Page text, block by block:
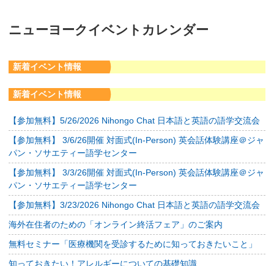
ニューヨークイベントカレンダー
新着イベント情報
新着イベント情報
【参加無料】5/26/2026 Nihongo Chat 日本語と英語の語学交流会
【参加無料】 3/6/26開催 対面式(In-Person) 英会話体験講座＠ジャ
パン・ソサエティー語学センター
【参加無料】 3/3/26開催 対面式(In-Person) 英会話体験講座＠ジャ
パン・ソサエティー語学センター
【参加無料】3/23/2026 Nihongo Chat 日本語と英語の語学交流会
海外在住者のための「オンライン終活フェア」のご案内
無料セミナー「医療機関を受診するために知っておきたいこと」
知っておきたい！アレルギーについての基礎知識